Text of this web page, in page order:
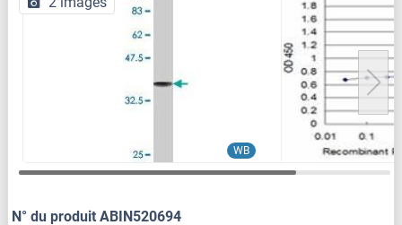
WB
N° du produit ABIN520694